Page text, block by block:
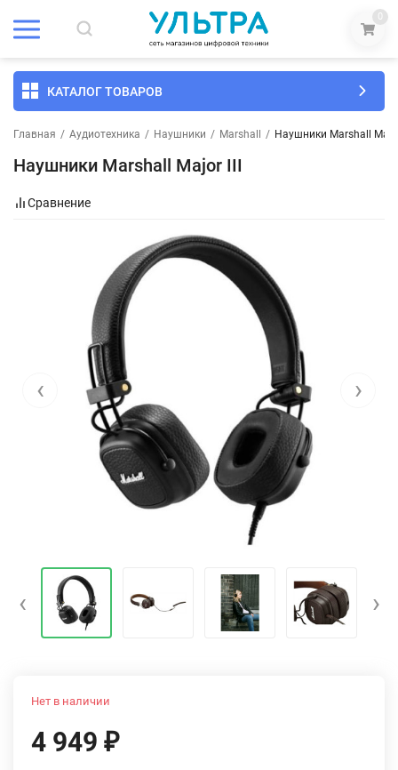
0
КАТАЛОГ ТОВАРОВ
Главная / Аудиотехника / Наушники / Marshall / Наушники Marshall
Наушники Marshall Major III
Сравнение
‹ ›
‹ ›
Нет в наличии
4 949 ₽